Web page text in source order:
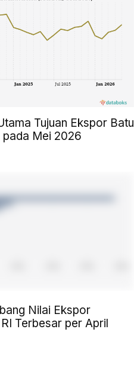
Tujuan Ekspor Batu
pada Mei 2026
Nilai Ekspor
Terbesar per April